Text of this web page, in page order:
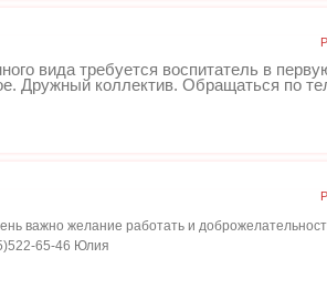
вида требуется воспитатель в
Дружный коллектив. Обращаться по
важно желание работать и
65-46 Юлия